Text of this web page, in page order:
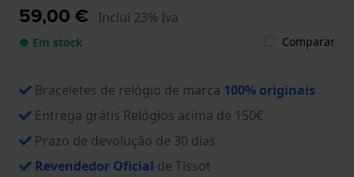
59,00 € Inclui 23% Iva
● Em stock Comparar
Braceletes de relógio de marca 100% originais
Entrega grátis Relógios acima de 150€
Prazo de devolução de 30 dias
Revendedor Oficial de Tissot